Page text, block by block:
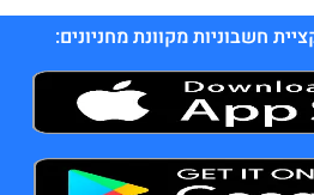
חשבוניות מקוונת מחניונים: